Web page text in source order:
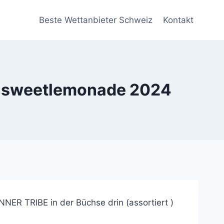
Beste Wettanbieter Schweiz Kontakt
2024
TRIBE in der Büchse drin (assortiert )